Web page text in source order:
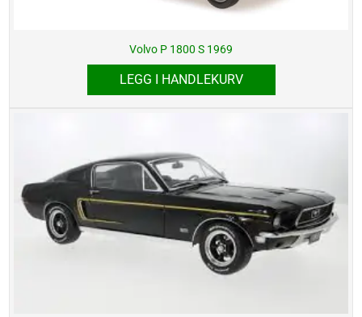
Volvo P 1800 S 1969
LEGG I HANDLEKURV